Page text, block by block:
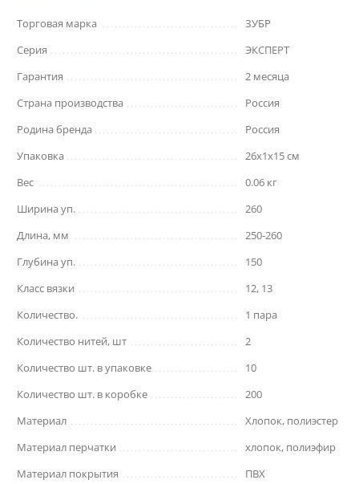
Торговая марка
ЗУБР
Серия
ЭКСПЕРТ
Гарантия
2 месяца
Страна производства
Россия
Родина бренда
Россия
Упаковка
26x1x15 см
Вес
0.06 кг
Ширина уп.
260
Длина, мм
250-260
Глубина уп.
150
Класс вязки
12, 13
Количество.
1 пара
Количество нитей, шт
2
Количество шт. в упаковке
10
Количество шт. в коробке
200
Материал
Хлопок, полиэстер
Материал перчатки
хлопок, полиэфир
Материал покрытия
ПВХ